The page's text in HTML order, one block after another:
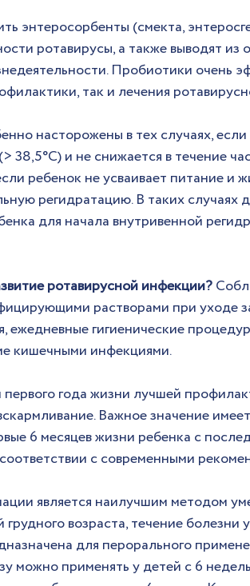
энтеросорбенты (смекта,
ротавирусы, а также выводят из
Пробиотики очень
так и лечения
насторожены в тех случаях,
38,5°C) и не снижается в течение
ребенок не усваивает питание и
регидратацию. В таких случаях
для начала внутривенной
ротавирусной инфекции?
растворами при уходе
ежедневные гигиенические
кишечными инфекциями.
года жизни лучшей
Важное значение
6 месяцев жизни ребенка с
с современными
является наилучшим методом
возраста, течение болезни
для перорального
можно применять у детей с 6